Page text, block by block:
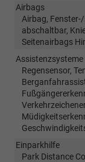
Airbags
Airbag,
abschaltbar,
Seitenairbags
Assistenzsysteme
Regensensor,
Einparkhilfe
Park Distance